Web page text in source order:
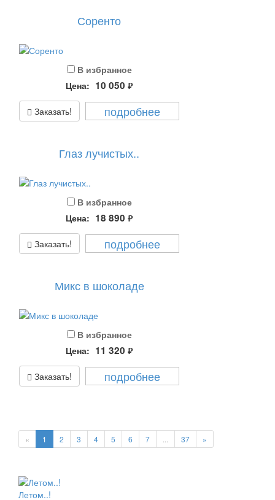
Соренто
В избранное
Цена: 10 050 руб.
Заказать! подробнее
Глаз лучистых..
В избранное
Цена: 18 890 руб.
Заказать! подробнее
Микс в шоколаде
В избранное
Цена: 11 320 руб.
Заказать! подробнее
« 1 2 3 4 5 6 7 37 »
Летом..!